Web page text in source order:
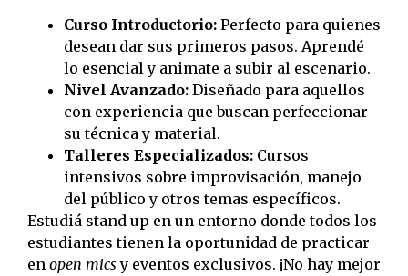
Curso Introductorio: Perfecto para quienes
desean dar sus primeros pasos. Aprendé
lo esencial y animate a subir al escenario.
Nivel Avanzado: Diseñado para aquellos
con experiencia que buscan perfeccionar
su técnica y material.
Talleres Especializados: Cursos
intensivos sobre improvisación, manejo
del público y otros temas específicos.
Estudiá stand up en un entorno donde todos los
estudiantes tienen la oportunidad de practicar
en open mics y eventos exclusivos. ¡No hay mejor